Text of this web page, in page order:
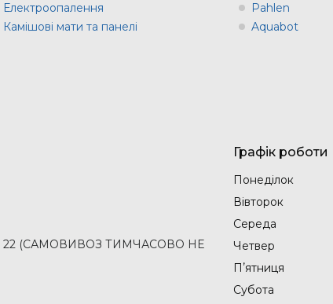
Електроопалення
Камішові мати та панелі
Pahlen
Aquabot
22 (САМОВИВОЗ ТИМЧАСОВО НЕ
Графік роботи
Понеділок
Вівторок
Середа
Четвер
Пʼятниця
Субота